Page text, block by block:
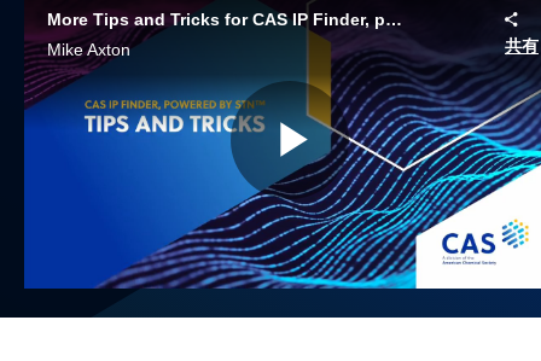
More Tips and Tricks for CAS IP Finder, powered by STN
Mike Axton
共有
Play
Video